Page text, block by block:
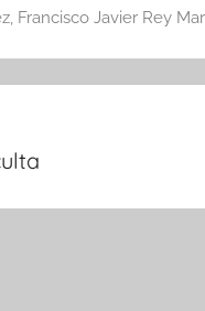
, Francisco Javier Rey